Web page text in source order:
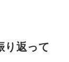
り返って